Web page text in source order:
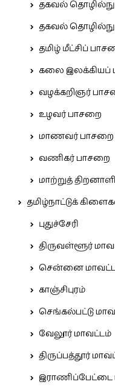
தகவல்
தகவல்
தமிழ் மீட்சிப்
கலை இலக்கியப்
வழக்கறிஞர்
உழவர் பாசறை
மாணவர் பாசறை
வணிகர் பாசறை
மாற்றுத்
தமிழ்நாட்டுக்
புதுச்சேரி
திருவள்ளூர்
சென்னை
காஞ்சிபுரம்
செங்கல்பட்டு
வேலூர் மாவட்டம்
திருப்பத்தூர்
இராணிப்பேட்டை